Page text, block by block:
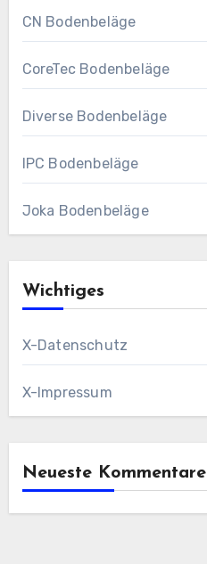
CN Bodenbeläge
CoreTec Bodenbeläge
Diverse Bodenbeläge
IPC Bodenbeläge
Joka Bodenbeläge
Wichtiges
X-Datenschutz
X-Impressum
Neueste Kommentare